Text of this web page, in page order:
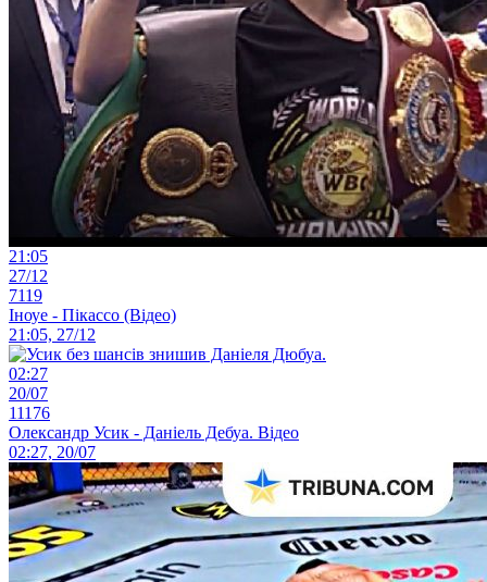
21:05
27/12
7119
Іноуе - Пікассо (Відео)
21:05, 27/12
02:27
20/07
11176
Олександр Усик - Даніель Дебуа. Відео
02:27, 20/07